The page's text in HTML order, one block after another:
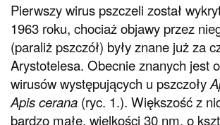
Pierwszy wirus pszczeli został
1963 roku, chociaż objawy przez
(paraliż pszczół) były znane już za
Arystotelesa. Obecnie znanych jest
wirusów występujących u pszczoły
Apis cerana (ryc. 1.). Większość z
bardzo małe, wielkości 30 nm, o